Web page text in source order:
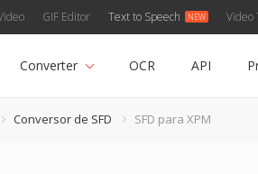
GIF Editor Text to Speech Video
Converter OCR API
Conversor de SFD SFD para XPM